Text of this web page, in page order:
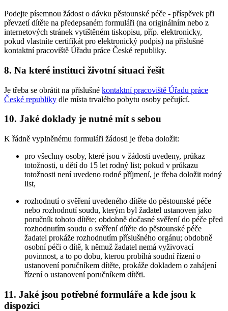
Podejte písemnou žádost o dávku pěstounské péče - příspěvek při
převzetí dítěte na předepsaném formuláři (na originálním nebo z
internetových stránek vytištěném tiskopisu, příp. elektronicky,
pokud vlastníte certifikát pro elektronický podpis) na příslušné
kontaktní pracoviště Úřadu práce České republiky.
8. Na které instituci životní situaci řešit
Je třeba se obrátit na příslušné kontaktní pracoviště Úřadu práce
České republiky dle místa trvalého pobytu osoby pečující.
10. Jaké doklady je nutné mít s sebou
K řádně vyplněnému formuláři žádosti je třeba doložit:
pro všechny osoby, které jsou v žádosti uvedeny, průkaz
totožnosti, u dětí do 15 let rodný list; pokud v průkazu
totožnosti není uvedeno rodné příjmení, je třeba doložit rodný
list,
rozhodnutí o svěření uvedeného dítěte do pěstounské péče
nebo rozhodnutí soudu, kterým byl žadatel ustanoven jako
poručník tohoto dítěte; obdobně dočasné svěření do péče před
rozhodnutím soudu o svěření dítěte do pěstounské péče
žadatel prokáže rozhodnutím příslušného orgánu; obdobně
osobní péči o dítě, k němuž žadatel nemá vyživovací
povinnost, a to po dobu, kterou probíhá soudní řízení o
ustanovení poručníkem dítěte, prokáže dokladem o zahájení
řízení o ustanovení poručníkem dítěti.
11. Jaké jsou potřebné formuláře a kde jsou k
dispozici